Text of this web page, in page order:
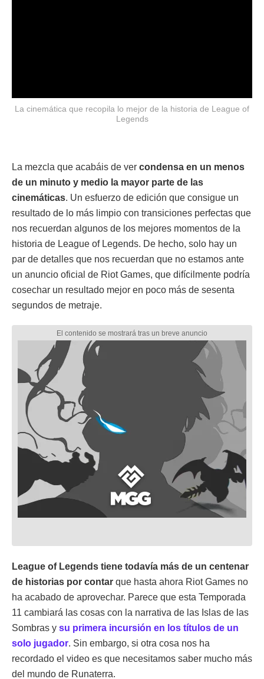
La cinemática que recopila lo mejor de la historia de League of
Legends
La mezcla que acabáis de ver condensa en un menos
de un minuto y medio la mayor parte de las
cinemáticas. Un esfuerzo de edición que consigue un
resultado de lo más limpio con transiciones perfectas que
nos recuerdan algunos de los mejores momentos de la
historia de League of Legends. De hecho, solo hay un
par de detalles que nos recuerdan que no estamos ante
un anuncio oficial de Riot Games, que difícilmente podría
cosechar un resultado mejor en poco más de sesenta
segundos de metraje.
League of Legends tiene todavía más de un centenar
de historias por contar que hasta ahora Riot Games no
ha acabado de aprovechar. Parece que esta Temporada
11 cambiará las cosas con la narrativa de las Islas de las
Sombras y su primera incursión en los títulos de un
solo jugador. Sin embargo, si otra cosa nos ha
recordado el video es que necesitamos saber mucho más
del mundo de Runaterra.